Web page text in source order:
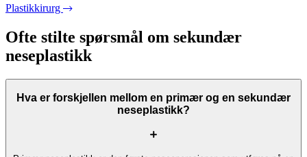
Plastikkirurg
Ofte stilte spørsmål om sekundær
neseplastikk
Hva er forskjellen mellom en primær og en sekundær
neseplastikk?